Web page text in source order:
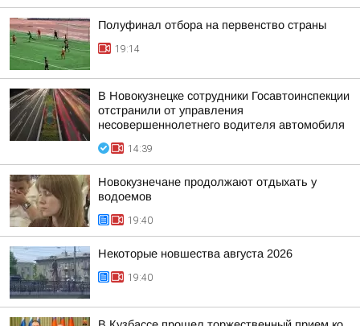
Полуфинал отбора на первенство страны
19:14
В Новокузнецке сотрудники Госавтоинспекции
отстранили от управления
несовершеннолетнего водителя автомобиля
14:39
Новокузнечане продолжают отдыхать у
водоемов
19:40
Некоторые новшества августа 2026
19:40